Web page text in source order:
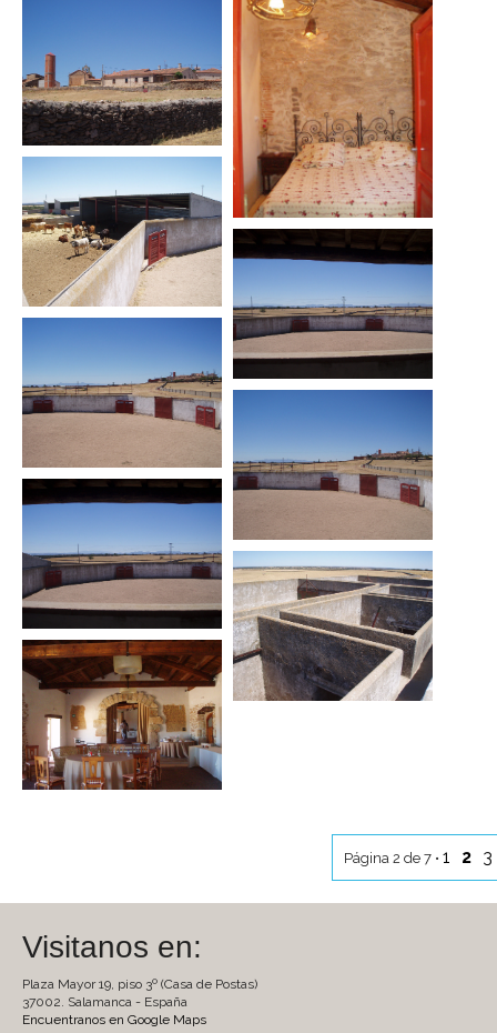
Página 2 de 7 • 1 2 3
Visitanos en:
Plaza Mayor 19, piso 3º (Casa de Postas)
37002. Salamanca - España
Encuentranos en Google Maps